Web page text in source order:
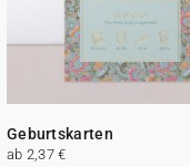
Geburtskarten
ab 2,37 €